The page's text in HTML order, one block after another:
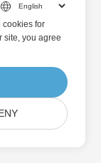
cookies for
site, you agree